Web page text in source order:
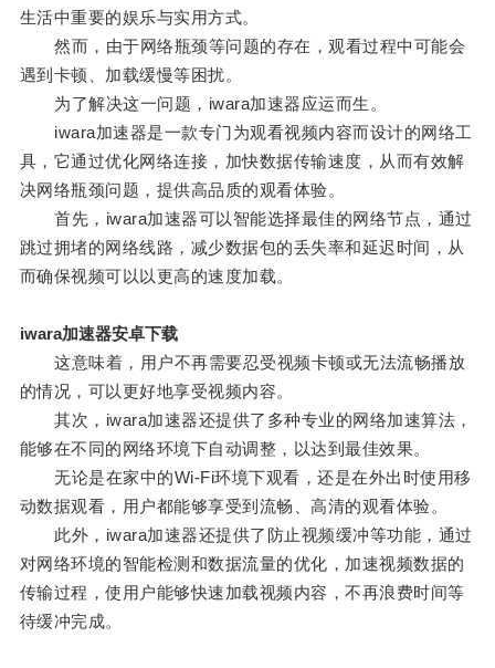
生活中重要的娱乐与实用方式。
然而，由于网络瓶颈等问题的存在，观看过程中可能会
遇到卡顿、加载缓慢等困扰。
为了解决这一问题，iwara加速器应运而生。
iwara加速器是一款专门为观看视频内容而设计的网络工
具，它通过优化网络连接，加快数据传输速度，从而有效解
决网络瓶颈问题，提供高品质的观看体验。
首先，iwara加速器可以智能选择最佳的网络节点，通过
跳过拥堵的网络线路，减少数据包的丢失率和延迟时间，从
而确保视频可以以更高的速度加载。
iwara加速器安卓下载
这意味着，用户不再需要忍受视频卡顿或无法流畅播放
的情况，可以更好地享受视频内容。
其次，iwara加速器还提供了多种专业的网络加速算法，
能够在不同的网络环境下自动调整，以达到最佳效果。
无论是在家中的Wi-Fi环境下观看，还是在外出时使用移
动数据观看，用户都能够享受到流畅、高清的观看体验。
此外，iwara加速器还提供了防止视频缓冲等功能，通过
对网络环境的智能检测和数据流量的优化，加速视频数据的
传输过程，使用户能够快速加载视频内容，不再浪费时间等
待缓冲完成。